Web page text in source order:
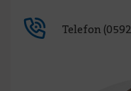
Telefon